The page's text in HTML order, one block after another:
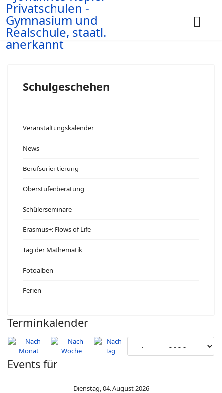
Schulgeschehen
Veranstaltungskalender
News
Berufsorientierung
Oberstufenberatung
Schülerseminare
Erasmus+: Flows of Life
Tag der Mathematik
Fotoalben
Ferien
Terminkalender
Events für
Dienstag, 04. August 2026